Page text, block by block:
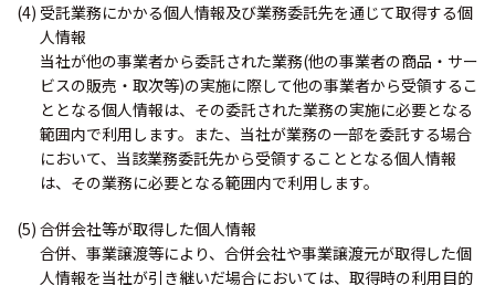
(4) 受託業務にかかる個人情報及び業務委託先を通じて取得する個
人情報
当社が他の事業者から委託された業務(他の事業者の商品・サー
ビスの販売・取次等)の実施に際して他の事業者から受領するこ
ととなる個人情報は、その委託された業務の実施に必要となる
範囲内で利用します。また、当社が業務の一部を委託する場合
において、当該業務委託先から受領することとなる個人情報
は、その業務に必要となる範囲内で利用します。
(5) 合併会社等が取得した個人情報
合併、事業譲渡等により、合併会社や事業譲渡元が取得した個
人情報を当社が引き継いだ場合においては、取得時の利用目的